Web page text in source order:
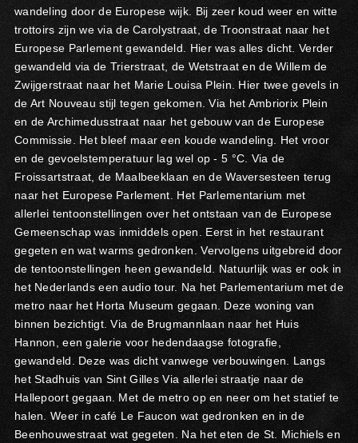
wandeling door de Europese wijk. Bij zeer koud weer en witte
trottoirs zijn we via de Carolystraat, de Troonstraat naar het
Europese Parlement gewandeld. Hier was alles dicht. Verder
gewandeld via de Trierstraat, de Wetstraat en de Willem de
Zwijgerstraat naar het Marie Louisa Plein. Hier twee gevels in
de Art Nouveau stijl tegen gekomen. Via het Ambriorix Plein
en de Archimedusstraat naar het gebouw van de Europese
Commissie. Het bleef maar een koude wandeling. Het vroor
en de gevoelstemperatuur lag wel op - 5 °C. Via de
Froissartstraat, de Maalbeeklaan en de Waversesteen terug
naar het Europese Parlement. Het Parlementarium met
allerlei tentoonstellingen over het ontstaan van de Europese
Gemeenschap was inmiddels open. Eerst in het restaurant
gegeten en wat warms gedronken. Vervolgens uitgebreid door
de tentoonstellingen heen gewandeld. Natuurlijk was er ook in
het Nederlands een audio tour. Na het Parlementarium met de
metro naar het Horta Museum gegaan. Deze woning van
binnen bezichtigt. Via de Brugmannlaan naar het Huis
Hannon, een galerie voor hedendaagse fotografie,
gewandeld. Deze was dicht vanwege verbouwingen. Langs
het Stadhuis van Sint Gilles Via allerlei straatje naar de
Hallepoort gegaan. Met de metro op en neer om het statief te
halen. Weer in café Le Faucon wat gedronken en in de
Beenhouwestraat wat gegeten. Na het eten de St. Michiels en